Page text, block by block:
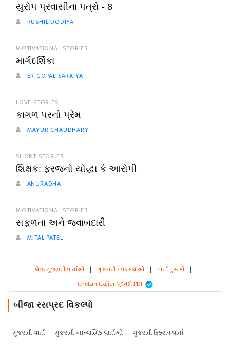
યુરોપ પ્રવાસીના પત્રો - 8
RUSHIL DODIYA
MOTIVATIONAL STORIES
માર્ગદર્શિકા
ER GOPAL SARAIYA
LOVE STORIES
કાગળ પરનો પ્રેમ
MAYUR CHAUDHARY
SHORT STORIES
શિક્ષક: ફરજનો યોદ્ધા કે આરોપી
ANURADHA
MOTIVATIONAL STORIES
સફળતા અને જવાબદારી
MITAL PATEL
શ્રેષ્ઠ ગુજરાતી વાર્તાઓ | ગુજરાતી નવલકથાઓ | વાર્તા પુસ્તકો |
Chetan Gajjar પુસ્તકો PDF
બીજા રસપ્રદ વિકલ્પો
ગુજરાતી વાર્તા ગુજરાતી આધ્યાત્મિક વાર્તાઓ
ગુજરાતી ફિક્શન વાર્તા